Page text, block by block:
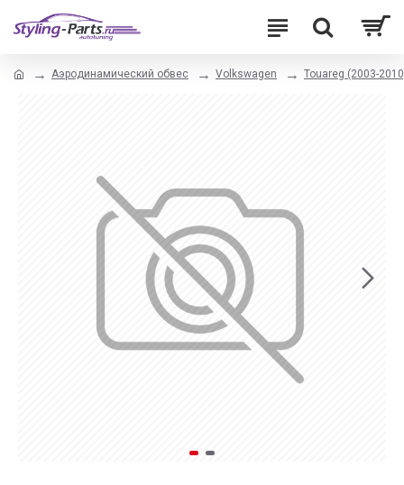
Аэродинамический обвес Volkswagen Touareg (2003-